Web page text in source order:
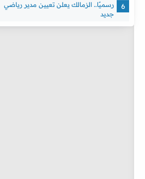
رسميًا.. الزمالك يعلن تعيين مدير رياضي
جديد